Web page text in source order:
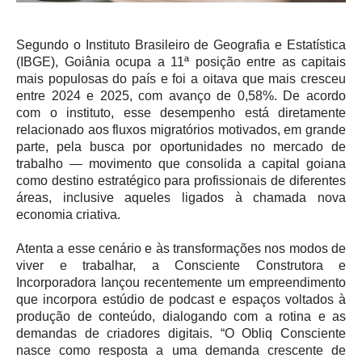
Segundo o Instituto Brasileiro de Geografia e Estatística
(IBGE), Goiânia ocupa a 11ª posição entre as capitais
mais populosas do país e foi a oitava que mais cresceu
entre 2024 e 2025, com avanço de 0,58%. De acordo
com o instituto, esse desempenho está diretamente
relacionado aos fluxos migratórios motivados, em grande
parte, pela busca por oportunidades no mercado de
trabalho — movimento que consolida a capital goiana
como destino estratégico para profissionais de diferentes
áreas, inclusive aqueles ligados à chamada nova
economia criativa.
Atenta a esse cenário e às transformações nos modos de
viver e trabalhar, a Consciente Construtora e
Incorporadora lançou recentemente um empreendimento
que incorpora estúdio de podcast e espaços voltados à
produção de conteúdo, dialogando com a rotina e as
demandas de criadores digitais. “O Obliq Consciente
nasce como resposta a uma demanda crescente de